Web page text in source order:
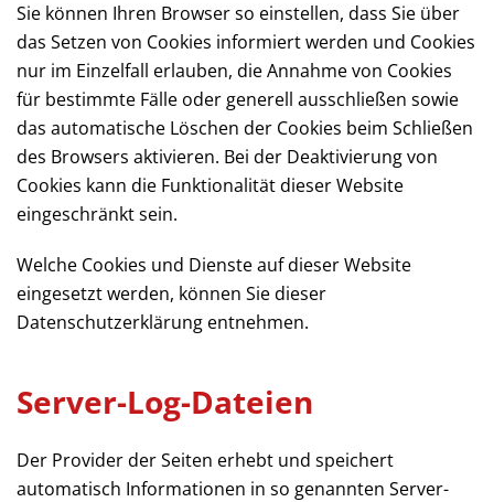
Sie können Ihren Browser so einstellen, dass Sie über
das Setzen von Cookies informiert werden und Cookies
nur im Einzelfall erlauben, die Annahme von Cookies
für bestimmte Fälle oder generell ausschließen sowie
das automatische Löschen der Cookies beim Schließen
des Browsers aktivieren. Bei der Deaktivierung von
Cookies kann die Funktionalität dieser Website
eingeschränkt sein.
Welche Cookies und Dienste auf dieser Website
eingesetzt werden, können Sie dieser
Datenschutzerklärung entnehmen.
Server-Log-Dateien
Der Provider der Seiten erhebt und speichert
automatisch Informationen in so genannten Server-